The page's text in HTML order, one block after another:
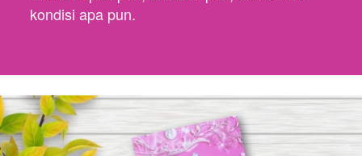
kondisi apa pun.